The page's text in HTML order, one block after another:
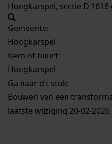
Hoogkarspel, sectie D 1616
Gemeente:
Hoogkarspel
Kern of buurt:
Hoogkarspel
Ga naar dit stuk:
Bouwen van een
laatste wijziging 20-02-2026